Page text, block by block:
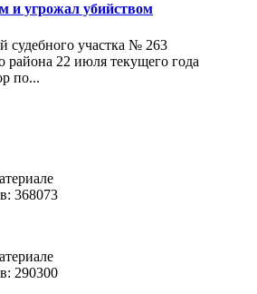
и угрожал убийством
судебного участка № 263
района 22 июля текущего года
по...
368073
290300